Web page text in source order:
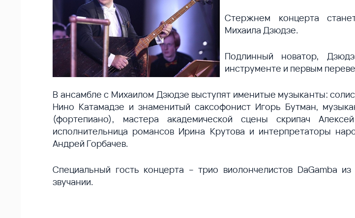
Стержнем концерта
Михаила Дзюдзе.
Подлинный новатор,
инструменте и первым
В ансамбле с Михаилом Дзюдзе выступят именитые музыканты:
Нино Катамадзе и знаменитый саксофонист Игорь Бутман,
(фортепиано), мастера академической сцены скрипач
исполнительница романсов Ирина Крутова и интерпретаторы
Андрей Горбачев.
Специальный гость концерта – трио виолончелистов DaGamba
звучании.